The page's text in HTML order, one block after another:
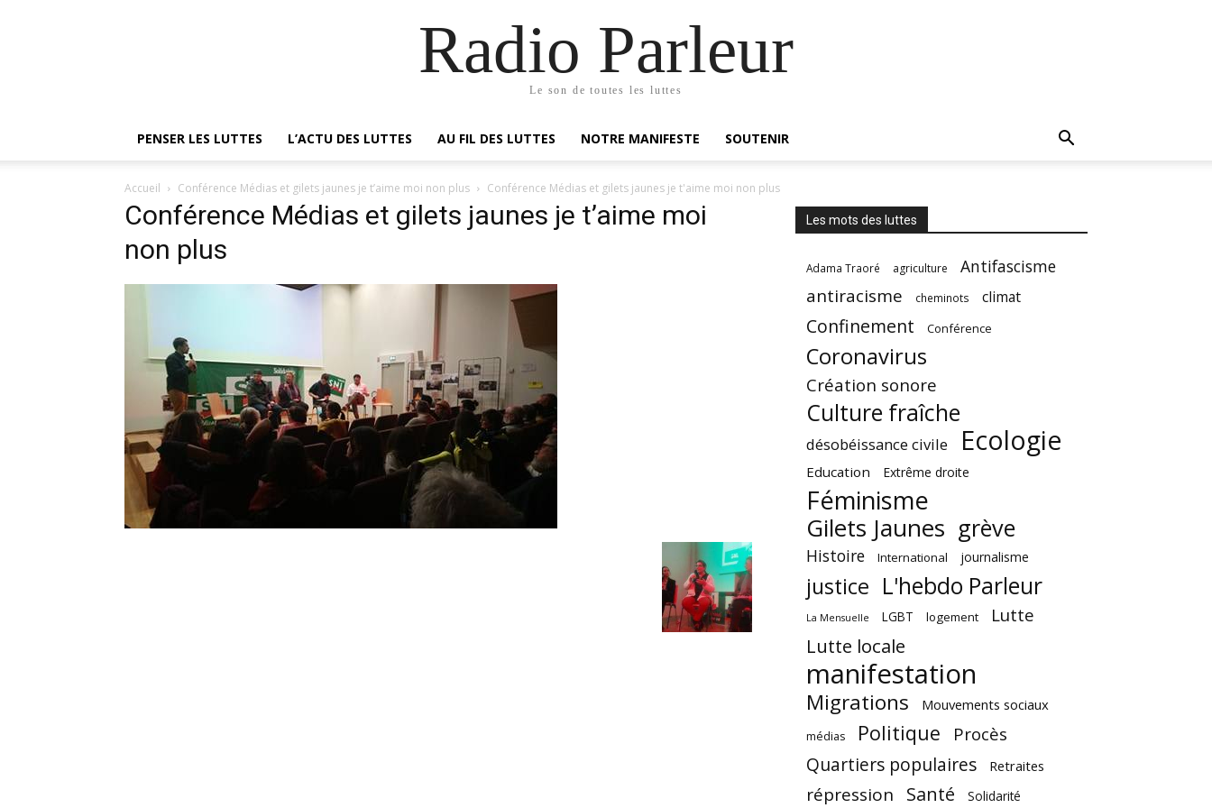
Radio Parleur
Le son de toutes les luttes
PENSER LES LUTTES L’ACTU DES LUTTES AU FIL DES LUTTES NOTRE MANIFESTE SOUTENIR
Accueil Conférence Médias et gilets jaunes je t’aime moi non plus Conférence Médias et gilets jaunes je t'aime moi non plus
Conférence Médias et gilets jaunes je t’aime moi
non plus
Les mots des luttes
Adama Traoré agriculture Antifascisme
antiracisme cheminots climat
Confinement Conférence
Coronavirus
Création sonore
Culture fraîche
désobéissance civile Ecologie
Education Extrême droite
Féminisme
Gilets Jaunes grève
Histoire International journalisme
justice L'hebdo Parleur
La Mensuelle LGBT logement Lutte
Lutte locale
manifestation
Migrations Mouvements sociaux
médias Politique Procès
Quartiers populaires Retraites
répression Santé Solidarité